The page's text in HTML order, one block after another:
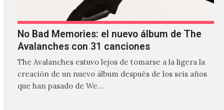
No Bad Memories: el nuevo álbum de The
Avalanches con 31 canciones
The Avalanches estuvo lejos de tomarse a la ligera la
creación de un nuevo álbum después de los seis años
que han pasado de We…